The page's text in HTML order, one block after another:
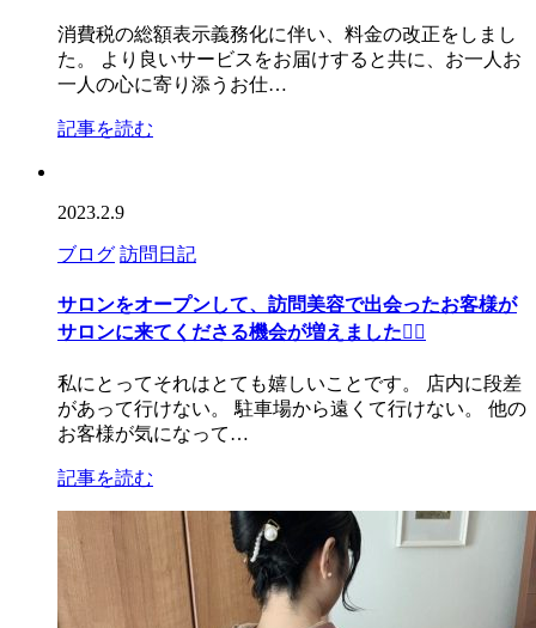
消費税の総額表示義務化に伴い、料金の改正をしまし
た。 より良いサービスをお届けすると共に、お一人お
一人の心に寄り添うお仕…
記事を読む
2023.2.9
ブログ 訪問日記
サロンをオープンして、訪問美容で出会ったお客様が
サロンに来てくださる機会が増えました🙆‍♀️
私にとってそれはとても嬉しいことです。 店内に段差
があって行けない。 駐車場から遠くて行けない。 他の
お客様が気になって…
記事を読む